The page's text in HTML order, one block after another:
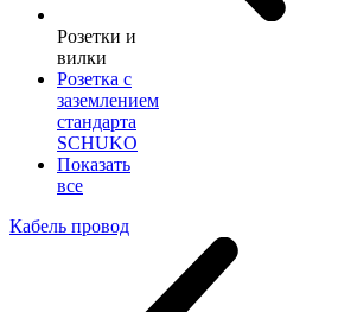
Розетки и
вилки
Розетка с
заземлением
стандарта
SCHUKO
Показать
все
Кабель провод